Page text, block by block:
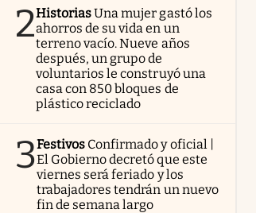
2HistoriasUna mujer gastó los
ahorros de su vida en un
terreno vacío. Nueve años
después, un grupo de
voluntarios le construyó una
casa con 850 bloques de
plástico reciclado
3Festivos Confirmado y oficial |
El Gobierno decretó que este
viernes será feriado y los
trabajadores tendrán un nuevo
fin de semana largo